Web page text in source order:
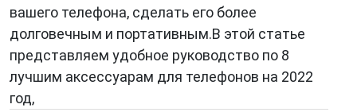
вашего телефона, сделать его более
долговечным и портативным.В этой статье
представляем удобное руководство по 8
лучшим аксессуарам для телефонов на 2022
год,